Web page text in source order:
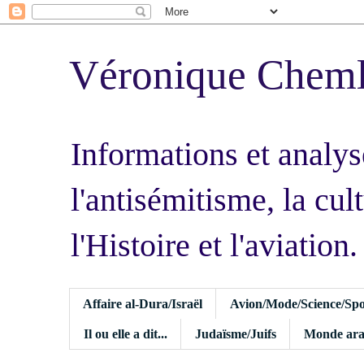
Véronique
Informations et
l'antisémitisme, la
l'Histoire et l'aviation.
Affaire al-Dura/Israël Avion/Mode/Science/
Il ou elle a dit... Judaïsme/Juifs Monde